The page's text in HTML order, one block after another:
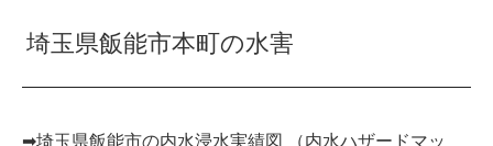
埼玉県飯能市本町の水害
➡︎埼玉県飯能市の内水浸水実績図 （内水ハザードマッ